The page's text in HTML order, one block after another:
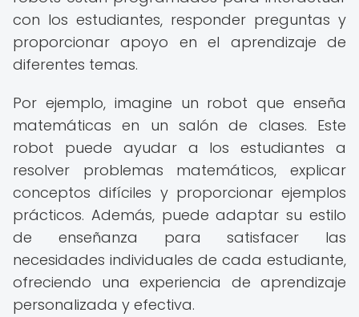
con los estudiantes, responder preguntas y
proporcionar apoyo en el aprendizaje de
diferentes temas.
Por ejemplo, imagine un robot que enseña
matemáticas en un salón de clases. Este
robot puede ayudar a los estudiantes a
resolver problemas matemáticos, explicar
conceptos difíciles y proporcionar ejemplos
prácticos. Además, puede adaptar su estilo
de enseñanza para satisfacer las
necesidades individuales de cada estudiante,
ofreciendo una experiencia de aprendizaje
personalizada y efectiva.